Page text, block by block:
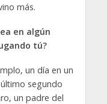
más.
en algún
tú?
un día en un
segundo
un padre del